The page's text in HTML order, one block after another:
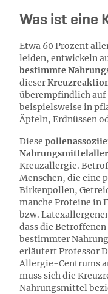
Was ist eine
Etwa 60 Prozent
leiden, entwickeln
bestimmte
dieser
überempfindlich auf
beispielsweise in
Äpfeln, Erdnüssen
Diese
Kreuzallergie.
Menschen, die eine
Birkenpollen,
manche Proteine in
bzw.
dass die
bestimmter
erläutert Professor
Allergie-Centrums
muss sich die
Nahrungsmittel